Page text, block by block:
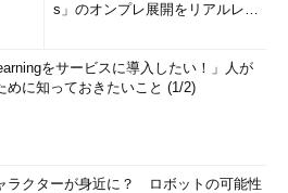
s」のオンプレ展開をリアルレポ
をサービスに導入したい！」人が
めに知っておきたいこと (1/2)
ラクターが身近に？ ロボットの可能性